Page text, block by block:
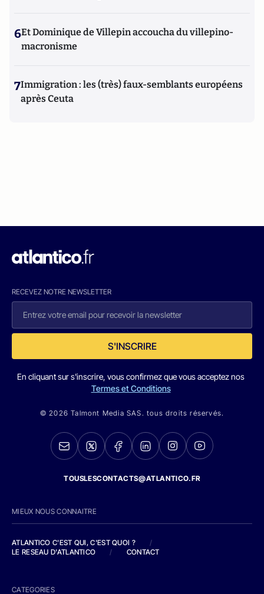
6Et Dominique de Villepin accoucha du villepino-
macronisme
7Immigration : les (très) faux-semblants européens
après Ceuta
RECEVEZ NOTRE NEWSLETTER
S'INSCRIRE
En cliquant sur s'inscrire, vous confirmez que vous acceptez nos
Termes et Conditions
© 2026 Talmont Media SAS. tous droits réservés.
TOUSLESCONTACTS@ATLANTICO.FR
MIEUX NOUS CONNAITRE
ATLANTICO C'EST QUI, C'EST QUOI ?
/
LE RESEAU D'ATLANTICO
/ CONTACT
CATEGORIES